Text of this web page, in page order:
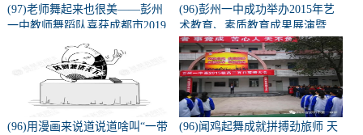
(97)老师舞起来也很美——彭州
一中教师舞蹈队喜获成都市2019
校园啦啦操、健美操总决赛校园
组--教师组一等奖
(96)彭州一中成功举办2015年艺
术教育、素质教育成果展演暨
2016元旦迎新活动
(96)用漫画来说道说道啥叫“一带
(96)闻鸡起舞成就拼搏劲旅师 天